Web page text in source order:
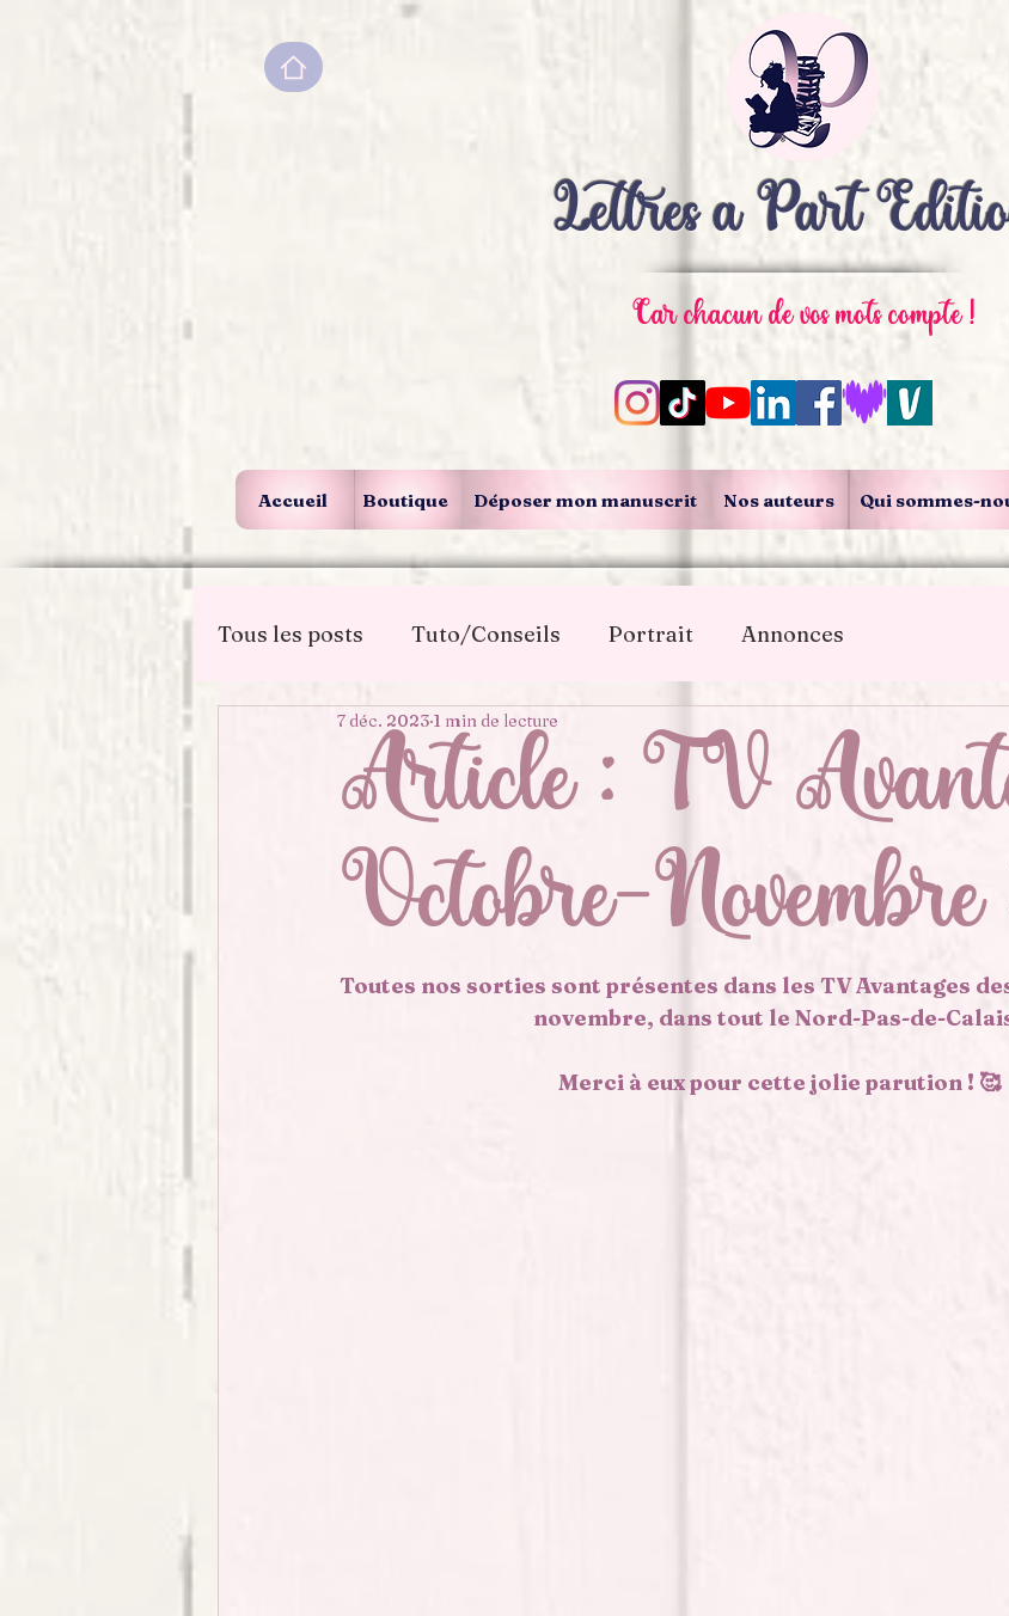
Lettres à Part
Car chacun de vos mots compte !
Accueil Boutique Déposer mon manuscrit Nos auteurs Qui sommes-
Tous les posts Tuto/Conseils Portrait Annonces
Dans les médias
Article : TV
Octobre-
7 déc. 2023 1 min de lecture
Toutes nos sorties sont présentes dans les TV Avantages
novembre, dans tout le Nord-Pas-de-
Merci à eux pour cette jolie parution ! 🥰